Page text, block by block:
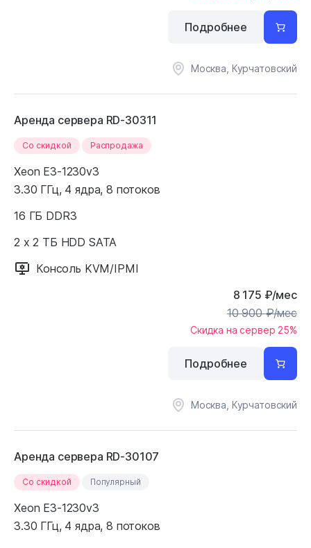
Москва, Курчатовский
Подробнее
Аренда сервера RD-30311
Cо скидкой Распродажа
Xeon E3-1230v3
3.30 ГГц, 4 ядра, 8 потоков
16 ГБ DDR3
2 x 2 ТБ HDD SATA
Консоль KVM/IPMI
8 175 ₽/мес
10 900₽/мес
Скидка на сервер 25%
Москва, Курчатовский
Подробнее
Аренда сервера RD-30107
Cо скидкой Популярный
Xeon E3-1230v3
3.30 ГГц, 4 ядра, 8 потоков